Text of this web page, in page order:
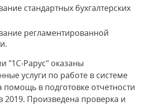
стандартных бухгалтерских
регламентированной
"1С-Рарус" оказаны
услуги по работе в системе
помощь в подготовке отчетности
2019. Произведена проверка и